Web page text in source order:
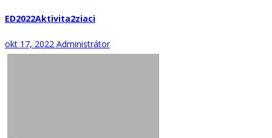
ED2022Aktivita2ziaci
okt 17, 2022 Administrátor